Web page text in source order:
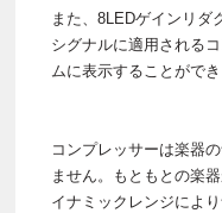
また、8LEDゲインリダ
シグナルに適用される
ムに表示することができ
コンプレッサーは楽器
ません。もともとの楽
イナミックレンジによ